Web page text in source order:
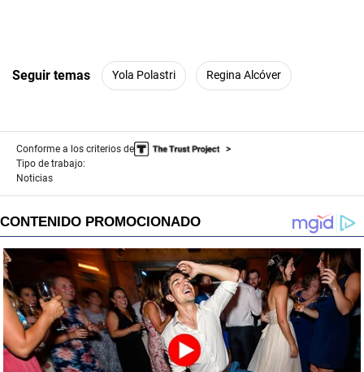
Seguir temas Yola Polastri Regina Alcóver
Conforme a los criterios de
Tipo de trabajo:
Noticias